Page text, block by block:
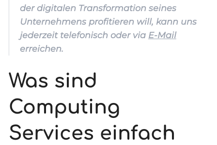
der digitalen Transformation seines
Unternehmens profitieren will, kann uns
jederzeit telefonisch oder via E-Mail
erreichen.
Was sind
Computing
Services einfach